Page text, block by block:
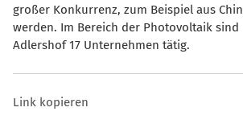
großer Konkurrenz, zum Beispiel aus
werden. Im Bereich der Photovoltaik sind
Adlershof 17 Unternehmen tätig.
Link kopieren